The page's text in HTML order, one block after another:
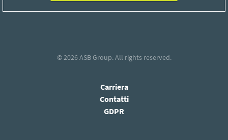
© 2026ASB Group. All rights reserved.
Carriera
Contatti
GDPR